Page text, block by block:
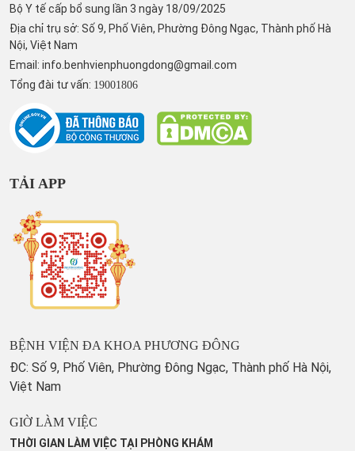
Bộ Y tế cấp bổ sung lần 3 ngày 18/09/2025
Địa chỉ trụ sở: Số 9, Phố Viên, Phường Đông Ngạc, Thành phố Hà
Nội, Việt Nam
Email: info.benhvienphuongdong@gmail.com
Tổng đài tư vấn: 19001806
TẢI APP
BỆNH VIỆN ĐA KHOA PHƯƠNG ĐÔNG
ĐC: Số 9, Phố Viên, Phường Đông Ngạc, Thành phố Hà Nội,
Việt Nam
GIỜ LÀM VIỆC
THỜI GIAN LÀM VIỆC TẠI PHÒNG KHÁM